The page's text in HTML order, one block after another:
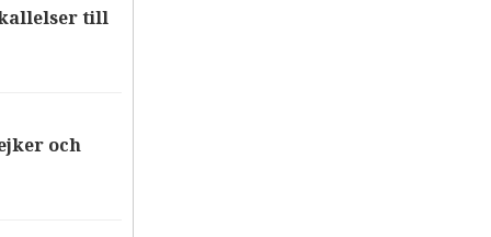
till
och